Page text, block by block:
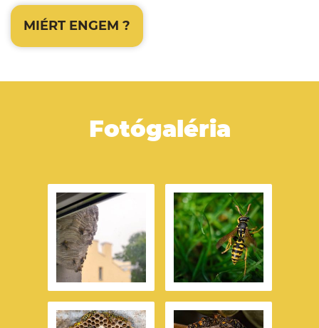
MIÉRT ENGEM ?
Fotógaléria